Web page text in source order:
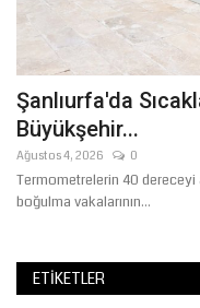
Şanlıurfa'da
Büyükşehir...
Ağustos 4, 2026 0
Termometrelerin 40 dereceyi
boğulma vakalarının...
ETIKETLER